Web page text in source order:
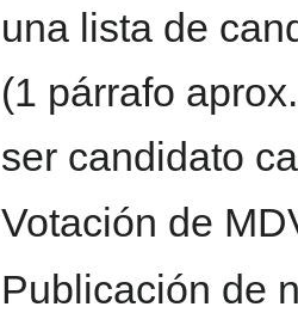
una lista de
(1 párrafo
ser candidato
Votación de
Publicación de